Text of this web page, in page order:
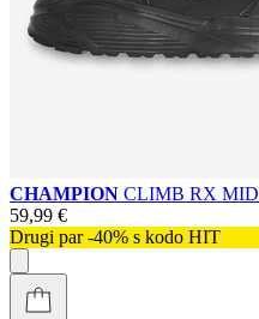
CHAMPION CLIMB RX MID
59,99 €
Drugi par -40% s kodo HIT